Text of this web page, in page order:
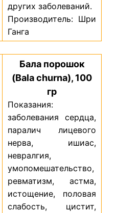
других заболеваний.
Производитель: Шри
Ганга
Бала порошок
(Bala churna), 100
гр
Показания:
заболевания сердца,
паралич лицевого
нерва, ишиас,
невралгия,
умопомешательство,
ревматизм, астма,
истощение, половая
слабость, цистит,